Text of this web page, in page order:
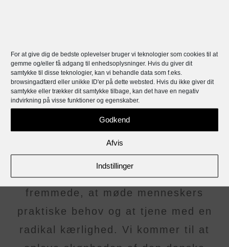
For at give dig de bedste oplevelser bruger vi teknologier som cookies til at
gemme og/eller få adgang til enhedsoplysninger. Hvis du giver dit
samtykke til disse teknologier, kan vi behandle data som f.eks.
browsingadfærd eller unikke ID'er på dette websted. Hvis du ikke giver dit
samtykke eller trækker dit samtykke tilbage, kan det have en negativ
indvirkning på visse funktioner og egenskaber.
Godkend
Afvis
Indstillinger
HANDS & FEET
DTS
Vores DTS har fokus på at være
Jesu hænder og fødder. At have
omsorg for udsatte, at omfavne
fremmede, at møde menneskers
praktiske behov og at tjene med en
radikal kærlighed. Vi kommer til at